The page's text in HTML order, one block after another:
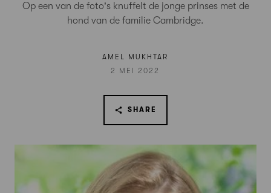
Op een van de foto's knuffelt de jonge prinses met de
hond van de familie Cambridge.
AMEL MUKHTAR
2 MEI 2022
SHARE